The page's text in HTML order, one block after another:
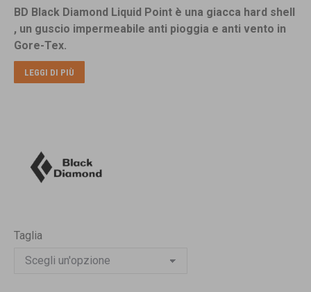
era:
€300,00.
è:
BD Black Diamond Liquid Point è una giacca hard shell
, un guscio impermeabile anti pioggia e anti vento in
Gore-Tex.
LEGGI DI PIÙ
Taglia